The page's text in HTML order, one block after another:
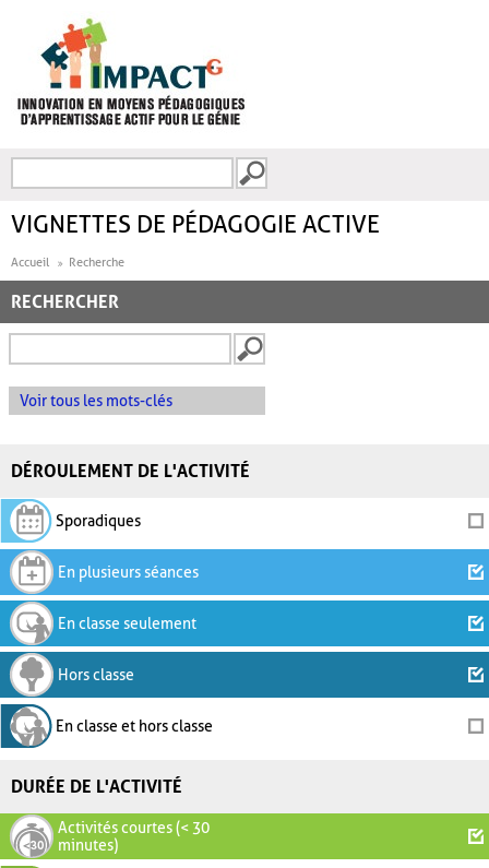
FORMULAIRE DE
VIGNETTES DE PÉDAGOGIE ACTIVE
Accueil Recherche
RECHERCHER
Voir tous les mots-clés
DÉROULEMENT DE L'ACTIVITÉ
Sporadiques
En plusieurs séances
En classe seulement
Hors classe
En classe et hors classe
DURÉE DE L'ACTIVITÉ
Activités courtes (< 30
minutes)